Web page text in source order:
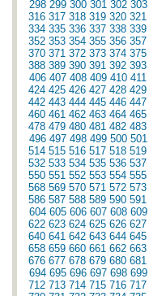
298 299 300 301 302 303
316 317 318 319 320 321
334 335 336 337 338 339
352 353 354 355 356 357
370 371 372 373 374 375
388 389 390 391 392 393
406 407 408 409 410 411
424 425 426 427 428 429
442 443 444 445 446 447
460 461 462 463 464 465
478 479 480 481 482 483
496 497 498 499 500 501
514 515 516 517 518 519
532 533 534 535 536 537
550 551 552 553 554 555
568 569 570 571 572 573
586 587 588 589 590 591
604 605 606 607 608 609
622 623 624 625 626 627
640 641 642 643 644 645
658 659 660 661 662 663
676 677 678 679 680 681
694 695 696 697 698 699
712 713 714 715 716 717